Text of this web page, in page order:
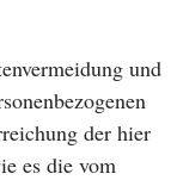
und
der hier
es die vom